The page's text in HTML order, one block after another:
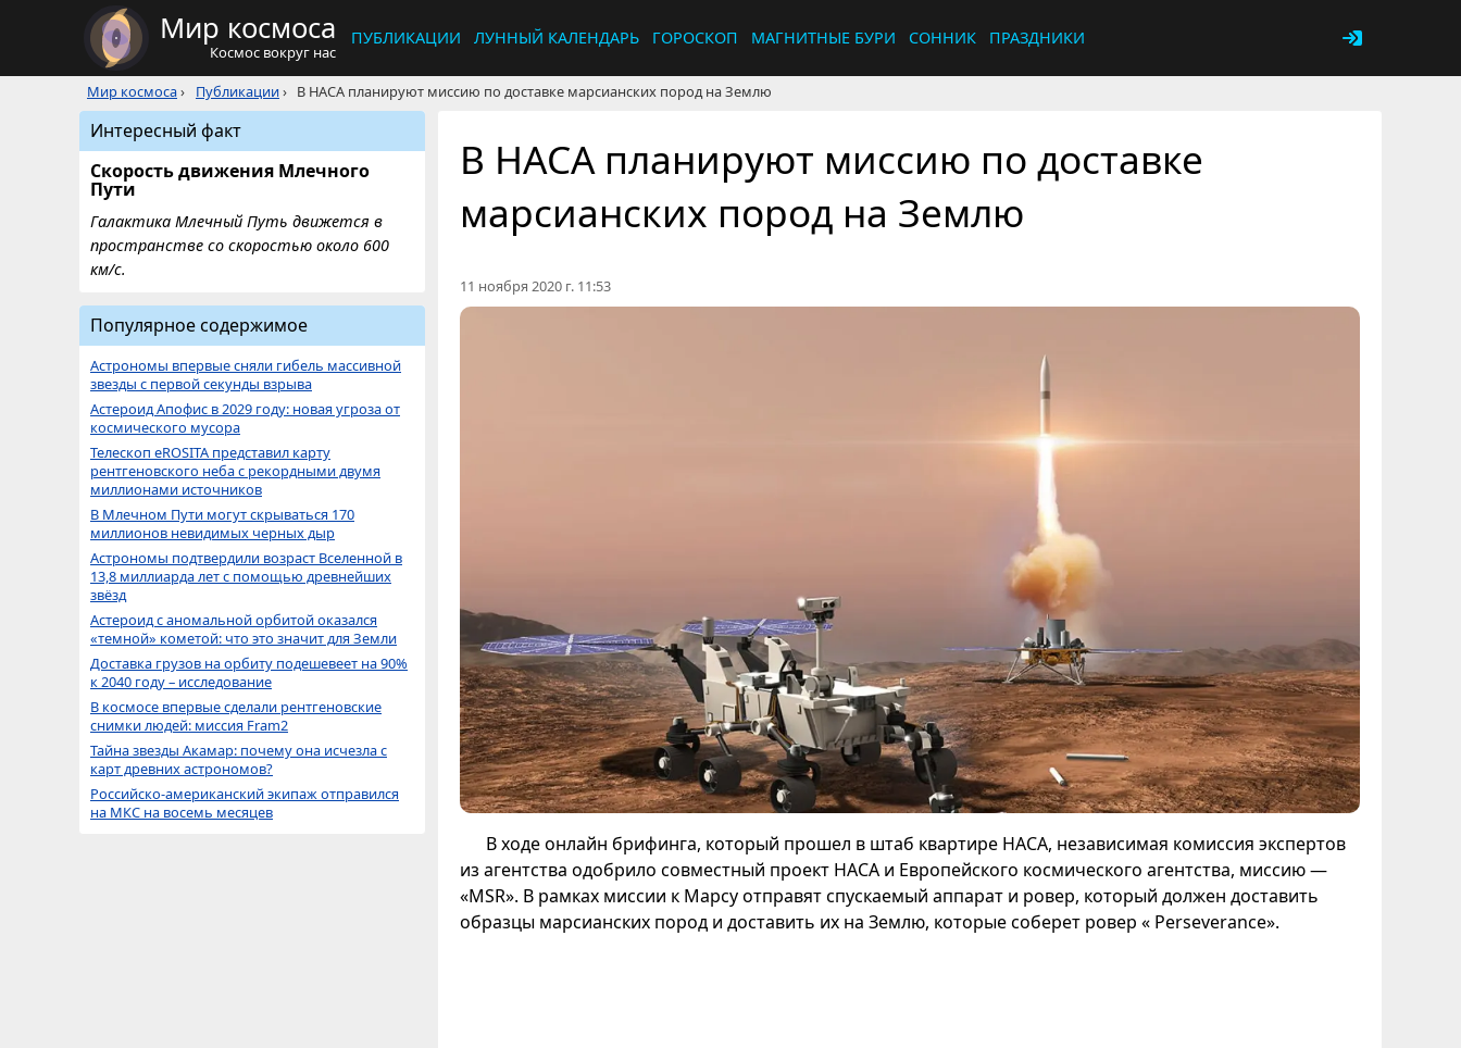
Мир космоса
Космос вокруг нас
ПУБЛИКАЦИИ ЛУННЫЙ КАЛЕНДАРЬ ГОРОСКОП МАГНИТНЫЕ БУРИ СОННИК ПРАЗДНИКИ
Мир космоса› Публикации› В НАСА планируют миссию по доставке марсианских пород на Землю
В НАСА планируют миссию по доставке
марсианских пород на Землю
11 ноября 2020 г. 11:53
В ходе онлайн брифинга, который прошел в штаб квартире НАСА, независимая комиссия экспертов
из агентства одобрило совместный проект НАСА и Европейского космического агентства, миссию —
«MSR». В рамках миссии к Марсу отправят спускаемый аппарат и ровер, который должен доставить
образцы марсианских пород и доставить их на Землю, которые соберет ровер « Perseverance».
Интересный факт
Скорость движения Млечного
Пути
Галактика Млечный Путь движется в
пространстве со скоростью около 600
км/с.
Популярное содержимое
Астрономы впервые сняли гибель массивной
звезды с первой секунды взрыва
Астероид Апофис в 2029 году: новая угроза от
космического мусора
Телескоп eROSITA представил карту
рентгеновского неба с рекордными двумя
миллионами источников
В Млечном Пути могут скрываться 170
миллионов невидимых черных дыр
Астрономы подтвердили возраст Вселенной в
13,8 миллиарда лет с помощью древнейших
звёзд
Астероид с аномальной орбитой оказался
«темной» кометой: что это значит для Земли
Доставка грузов на орбиту подешевеет на 90%
к 2040 году – исследование
В космосе впервые сделали рентгеновские
снимки людей: миссия Fram2
Тайна звезды Акамар: почему она исчезла с
карт древних астрономов?
Российско-американский экипаж отправился
на МКС на восемь месяцев